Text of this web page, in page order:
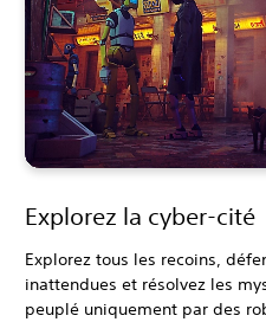
Explorez la cyber-cité
Explorez tous les recoins,
inattendues et résolvez les
peuplé uniquement par des